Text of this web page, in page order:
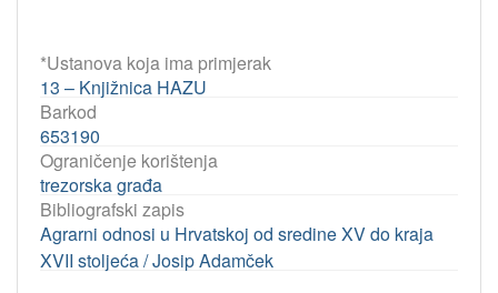
*Ustanova koja ima primjerak
13 – Knjižnica HAZU
Barkod
653190
Ograničenje korištenja
trezorska građa
Bibliografski zapis
Agrarni odnosi u Hrvatskoj od sredine XV do kraja
XVII stoljeća / Josip Adamček